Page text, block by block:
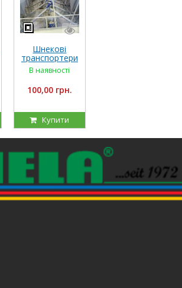
Шнекові
транспортери
RIELA
В наявності
100,00 грн.
Купити